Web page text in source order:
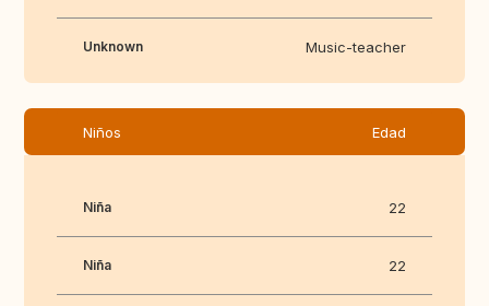
Unknown Music-teacher
Niños Edad
Niña 22
Niña 22